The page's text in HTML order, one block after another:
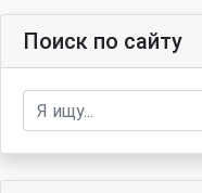
Поиск по сайту